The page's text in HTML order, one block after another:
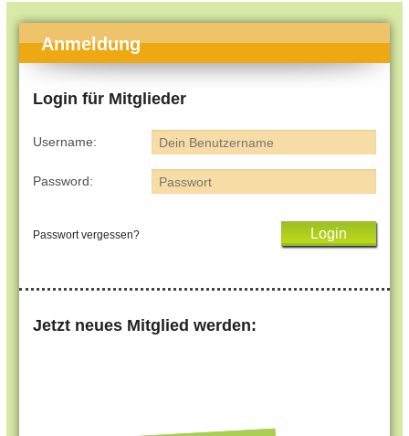
Anmeldung
Login für Mitglieder
Username:
Password:
Passwort vergessen?
Jetzt neues Mitglied werden: